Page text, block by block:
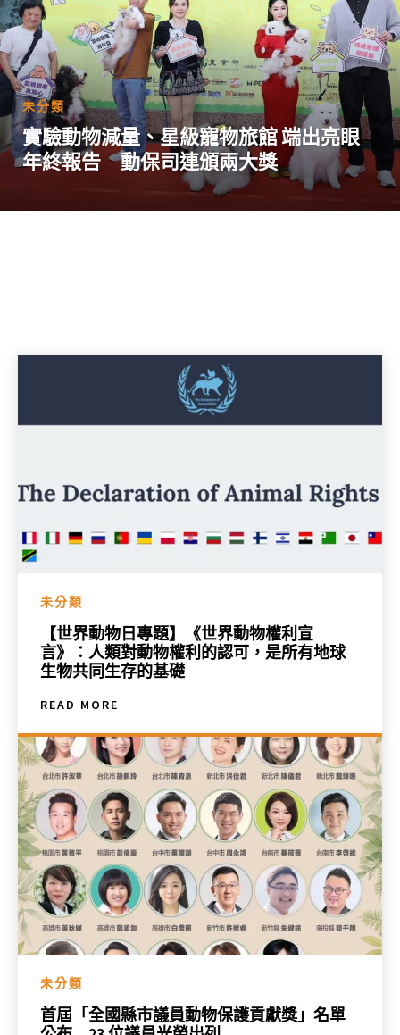
未分類
實驗動物減量、星級寵物旅館 端出亮眼
年終報告 動保司連頒兩大獎
未分類
【世界動物日專題】《世界動物權利宣
言》：人類對動物權利的認可，是所有地球
生物共同生存的基礎
READ MORE
未分類
首屆「全國縣市議員動物保護貢獻獎」名單